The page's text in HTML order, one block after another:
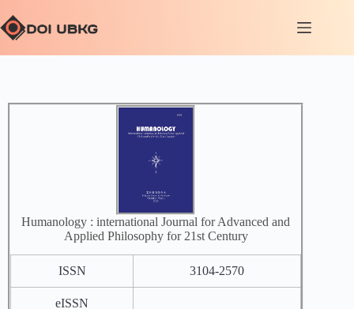
Humanology : international Journal for Advanced and
Applied Philosophy for 21st Century
ISSN 3104-2570
eISSN